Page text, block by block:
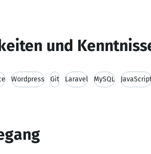
und
Wordpress Git Laravel MySQL